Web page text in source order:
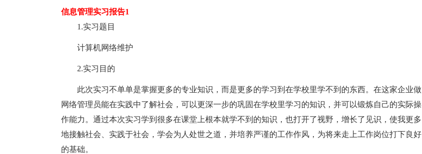
信息管理实习报告1
1.实习题目
计算机网络维护
2.实习目的
此次实习不单单是掌握更多的专业知识，而是更多的学习到在学校里学不到的东西。在这家企业做
网络管理员能在实践中了解社会，可以更深一步的巩固在学校里学习的知识，并可以锻炼自己的实际操
作能力。通过本次实习学到很多在课堂上根本就学不到的知识，也打开了视野，增长了见识，使我更多
地接触社会、实践于社会，学会为人处世之道，并培养严谨的工作作风，为将来走上工作岗位打下良好
的基础。